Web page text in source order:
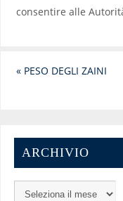
consentire alle
«PESO DEGLI ZAINI
ARCHIVIO